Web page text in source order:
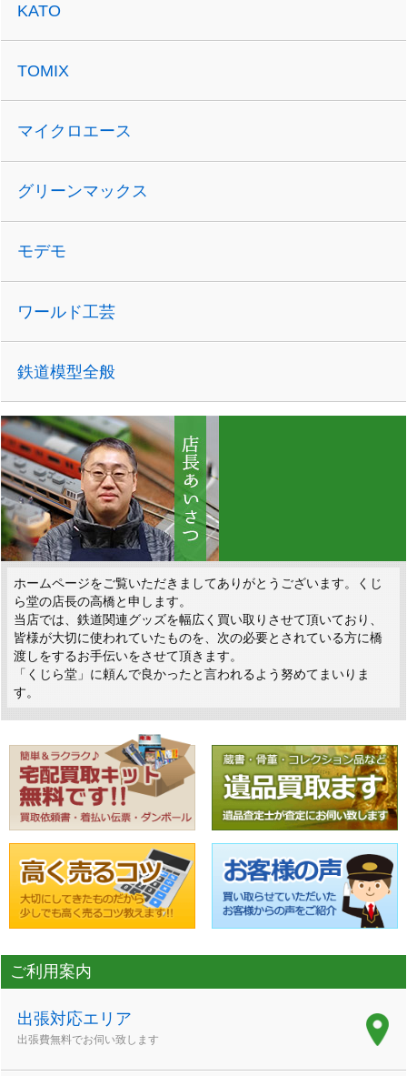
KATO
TOMIX
マイクロエース
グリーンマックス
モデモ
ワールド工芸
鉄道模型全般
ホームページをご覧いただきましてありがとうございます。くじ
ら堂の店長の高橋と申します。
当店では、鉄道関連グッズを幅広く買い取りさせて頂いており、
皆様が大切に使われていたものを、次の必要とされている方に橋
渡しをするお手伝いをさせて頂きます。
「くじら堂」に頼んで良かったと言われるよう努めてまいりま
す。
ご利用案内
出張対応エリア
出張費無料でお伺い致します